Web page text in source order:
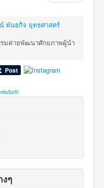
พันธกิจ ยุทธศาสตร์
รมค่ายพัฒนาศักยภาพผู้นำ
ๆ